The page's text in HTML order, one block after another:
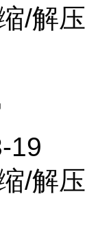
/解压
19
/解压